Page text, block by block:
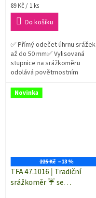
Měrná
cena:
89 Kč / 1 ks
Do košíku
✅ Přímý odečet úhrnu srážek
až do 50 mm✅ Vylisovaná
stupnice na srážkoměru
odolává povětrnostním
srážkoměru = snadná
manipulace
Novinka
225 Kč –13 %
TFA 47.1016 | Tradiční
srážkoměr ☔ se